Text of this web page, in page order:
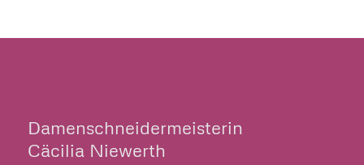
Damenschneidermeisterin
Cäcilia Niewerth